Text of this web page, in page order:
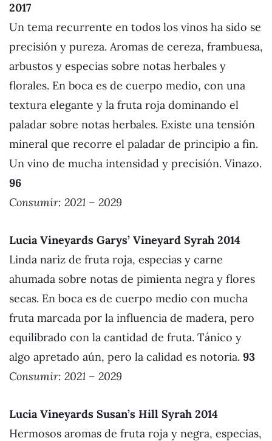
2017
Un tema recurrente en todos los vinos ha sido se
precisión y pureza. Aromas de cereza, frambuesa,
arbustos y especias sobre notas herbales y
florales. En boca es de cuerpo medio, con una
textura elegante y la fruta roja dominando el
paladar sobre notas herbales. Existe una tensión
mineral que recorre el paladar de principio a fin.
Un vino de mucha intensidad y precisión. Vinazo.
96
Consumir: 2021 – 2029
Lucia Vineyards Garys’ Vineyard Syrah 2014
Linda nariz de fruta roja, especias y carne
ahumada sobre notas de pimienta negra y flores
secas. En boca es de cuerpo medio con mucha
fruta marcada por la influencia de madera, pero
equilibrado con la cantidad de fruta. Tánico y
algo apretado aún, pero la calidad es notoria. 93
Consumir: 2021 – 2029
Lucia Vineyards Susan’s Hill Syrah 2014
Hermosos aromas de fruta roja y negra, especias,